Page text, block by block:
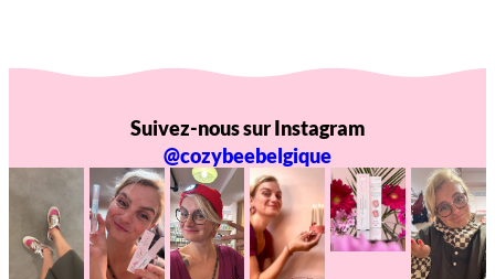
Suivez-nous sur Instagram
@cozybeebelgique